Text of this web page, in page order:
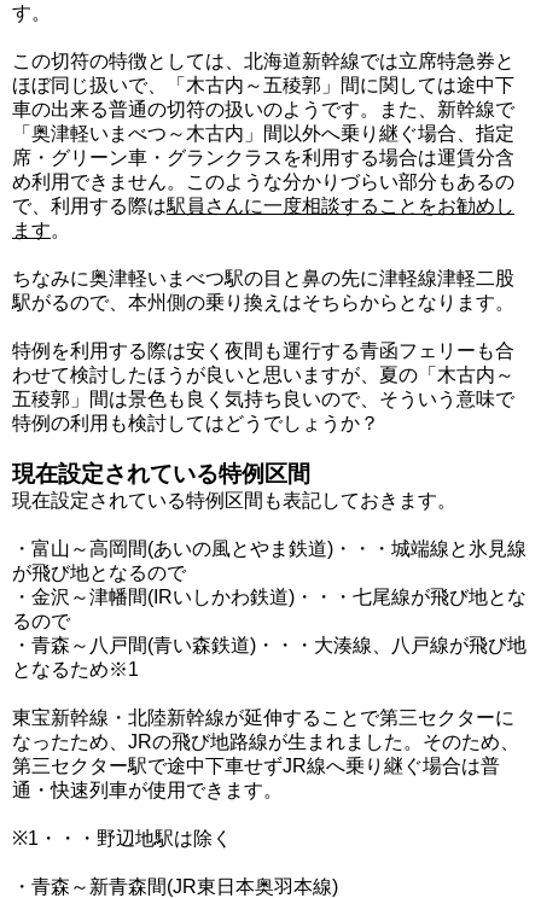
す。
この切符の特徴としては、北海道新幹線では立席特急券と
ほぼ同じ扱いで、「木古内～五稜郭」間に関しては途中下
車の出来る普通の切符の扱いのようです。また、新幹線で
「奥津軽いまべつ～木古内」間以外へ乗り継ぐ場合、指定
席・グリーン車・グランクラスを利用する場合は運賃分含
め利用できません。このような分かりづらい部分もあるの
で、利用する際は駅員さんに一度相談することをお勧めし
ます。
ちなみに奥津軽いまべつ駅の目と鼻の先に津軽線津軽二股
駅がるので、本州側の乗り換えはそちらからとなります。
特例を利用する際は安く夜間も運行する青函フェリーも合
わせて検討したほうが良いと思いますが、夏の「木古内～
五稜郭」間は景色も良く気持ち良いので、そういう意味で
特例の利用も検討してはどうでしょうか？
現在設定されている特例区間
現在設定されている特例区間も表記しておきます。
・富山～高岡間(あいの風とやま鉄道)・・・城端線と氷見線
が飛び地となるので
・金沢～津幡間(IRいしかわ鉄道)・・・七尾線が飛び地とな
るので
・青森～八戸間(青い森鉄道)・・・大湊線、八戸線が飛び地
となるため※1
東宝新幹線・北陸新幹線が延伸することで第三セクターに
なったため、JRの飛び地路線が生まれました。そのため、
第三セクター駅で途中下車せずJR線へ乗り継ぐ場合は普
通・快速列車が使用できます。
※1・・・野辺地駅は除く
・青森～新青森間(JR東日本奥羽本線)